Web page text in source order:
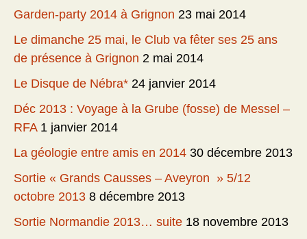
Garden-party 2014 à Grignon 23 mai 2014
Le dimanche 25 mai, le Club va fêter ses 25 ans
de présence à Grignon 2 mai 2014
Le Disque de Nébra* 24 janvier 2014
Déc 2013 : Voyage à la Grube (fosse) de Messel –
RFA 1 janvier 2014
La géologie entre amis en 2014 30 décembre 2013
Sortie « Grands Causses – Aveyron » 5/12
octobre 2013 8 décembre 2013
Sortie Normandie 2013… suite 18 novembre 2013